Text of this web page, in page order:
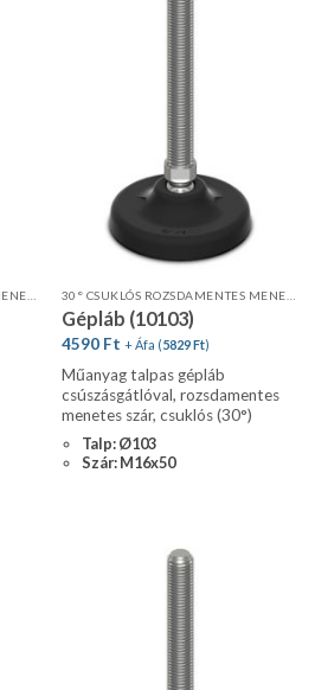
Gépláb (10103)
4590 Ft + Áfa (5829Ft)
Műanyag talpas gépláb
csúszásgátlóval, rozsdamentes
menetes szár, csuklós (30°)
Talp: Ø103
Szár: M16x50